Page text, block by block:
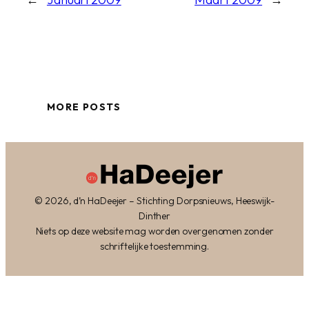
MORE POSTS
© 2026, d’n HaDeejer – Stichting Dorpsnieuws, Heeswijk-
Dinther
Niets op deze website mag worden overgenomen zonder
schriftelijke toestemming.